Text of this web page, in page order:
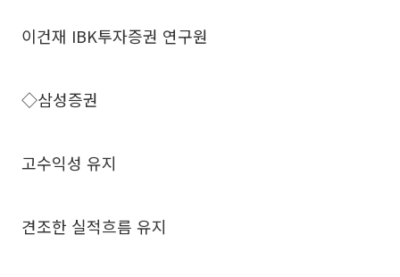
이건재 IBK투자증권 연구원
◇삼성증권
고수익성 유지
견조한 실적흐름 유지